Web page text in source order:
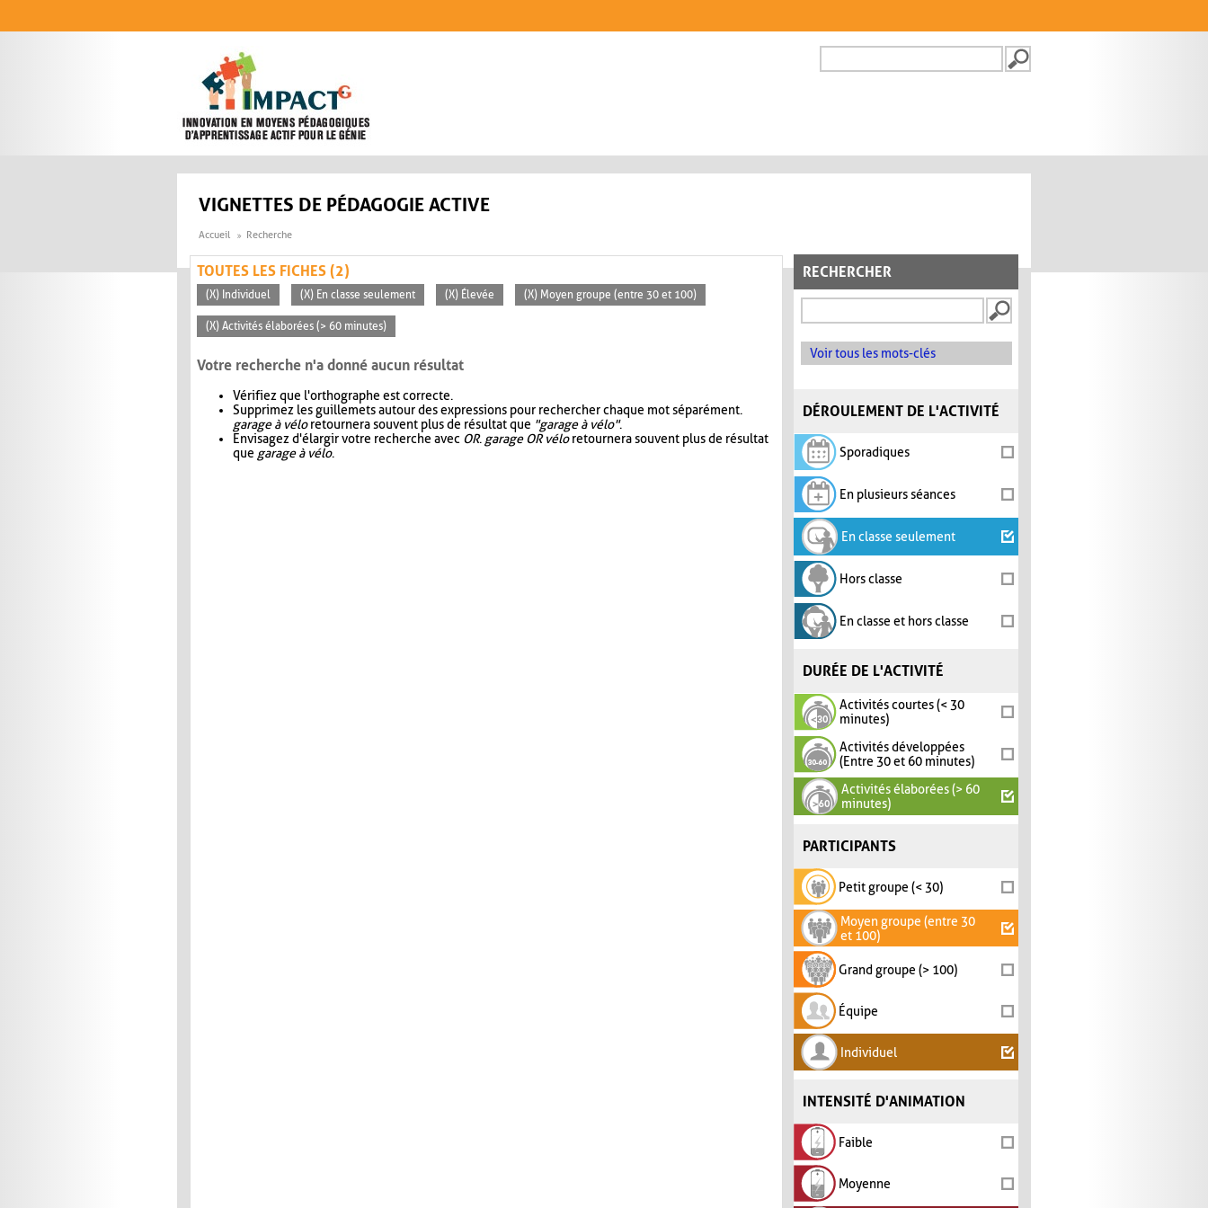
FORMULAIRE DE
VIGNETTES DE PÉDAGOGIE ACTIVE
Accueil Recherche
RECHERCHER
Voir tous les mots-clés
DÉROULEMENT DE L'ACTIVITÉ
Sporadiques
En plusieurs séances
En classe seulement
Hors classe
En classe et hors classe
DURÉE DE L'ACTIVITÉ
Activités courtes (< 30
minutes)
Activités développées
(Entre 30 et 60 minutes)
Activités élaborées (> 60
minutes)
PARTICIPANTS
Petit groupe (< 30)
Moyen groupe (entre 30
et 100)
Grand groupe (> 100)
Équipe
Individuel
INTENSITÉ D'ANIMATION
Faible
Moyenne
TOUTES LES FICHES (2)
(X) Individuel (X) En classe seulement (X) Élevée (X) Moyen groupe (entre 30 et 100)
(X) Activités élaborées (> 60 minutes)
Votre recherche n'a donné aucun résultat
Vérifiez que l'orthographe est correcte.
Supprimez les guillemets autour des expressions pour rechercher chaque mot séparément.
garage à véloretournera souvent plus de résultat que "garage à vélo".
Envisagez d'élargir votre recherche avec OR. garage OR véloretournera souvent plus de résultat
que garage à vélo.